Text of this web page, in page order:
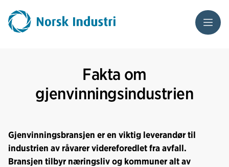
Meny
Fakta om
gjenvinningsindustrien
Gjenvinningsbransjen er en viktig leverandør til
industrien av råvarer videreforedlet fra avfall.
Bransjen tilbyr næringsliv og kommuner alt av